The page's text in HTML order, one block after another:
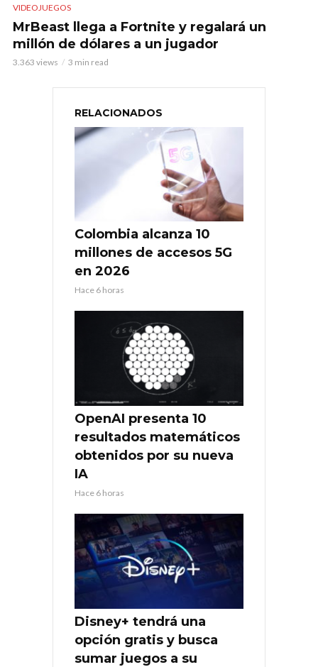
VIDEOJUEGOS
MrBeast llega a Fortnite y regalará un
millón de dólares a un jugador
3.363 views 3 min read
RELACIONADOS
Colombia alcanza 10
millones de accesos 5G
en 2026
Hace 6 horas
OpenAI presenta 10
resultados matemáticos
obtenidos por su nueva
IA
Hace 6 horas
Disney+ tendrá una
opción gratis y busca
sumar juegos a su